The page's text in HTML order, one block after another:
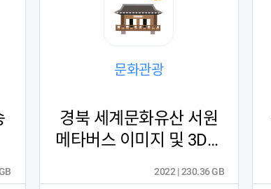
문화관광
경북 세계문화유산 서원
메타버스 이미지 및 3D데
2022 | 230.36 GB